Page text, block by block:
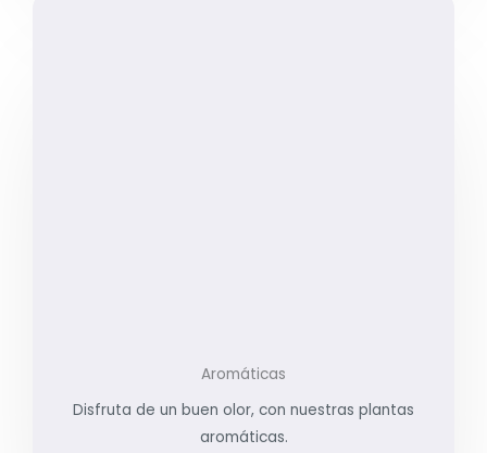
Aromáticas
Disfruta de un buen olor, con nuestras plantas
aromáticas.